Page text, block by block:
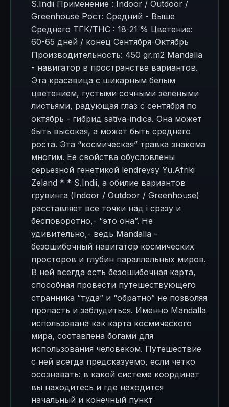
S.Indii Применение : Indoor / Outdoor /
Greenhouse Рост: Средний - Выше
Среднего ТГК/THC : 18-21 % Цветение:
60-65 дней / конец Сентября-Октябрь
Производительность: 450 gr.m2 Mandalla
- навигатор в пространстве вариантов.
Эта красавица с шикарным белым
цветением, густыми сочными зелеными
листьями, радующая глаз с сентября по
октябрь - гибрид sativa-indica. Она может
быть высокая, а может быть среднего
роста. Эта “космическая” травка знакома
многим. Ее свойства обусловлены
серьезной генетикой lendreysy Yu.Afriki
Zeland * * S.Indii, а обилие вариантов
грувинга (Indoor / Outdoor / Greenhouse)
расставляет все точки над і сразу и
бесповоротно,- “это она”. Не
удивительно,- ведь Mandalla -
безошибочный навигатор космических
просторов и глубин параллельных миров.
В ней всегда есть безошибочная карта,
способная провести путешествующего
странника “туда” и “обратно” не позволяя
пропасть и заблудиться. Именно Mandalla
использована как карта космического
мира, составлена богами для
использования человеком. Путешествие
с ней всегда предсказуемо, если четко
осознавать: в какой системе координат
вы находитесь и где находится
начальный и конечный пункт